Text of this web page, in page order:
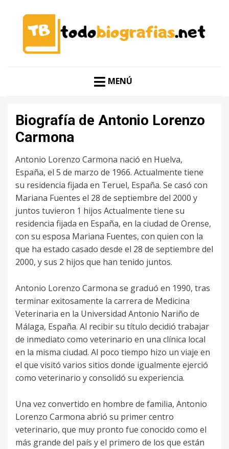
TODO BIOGRAFÍAS
MENÚ
Biografía de Antonio Lorenzo
Carmona
Antonio Lorenzo Carmona nació en Huelva,
España, el 5 de marzo de 1966. Actualmente tiene
su residencia fijada en Teruel, España. Se casó con
Mariana Fuentes el 28 de septiembre del 2000 y
juntos tuvieron 1 hijos Actualmente tiene su
residencia fijada en España, en la ciudad de Orense,
con su esposa Mariana Fuentes, con quien con la
que ha estado casado desde el 28 de septiembre del
2000, y sus 2 hijos que han tenido juntos.
Antonio Lorenzo Carmona se graduó en 1990, tras
terminar exitosamente la carrera de Medicina
Veterinaria en la Universidad Antonio Nariño de
Málaga, España. Al recibir su título decidió trabajar
de inmediato como veterinario en una clínica local
en la misma ciudad. Al poco tiempo hizo un viaje en
el que visitó varios sitios donde igualmente ejerció
como veterinario y consolidó su experiencia.
Una vez convertido en hombre de familia, Antonio
Lorenzo Carmona abrió su primer centro
veterinario, que muy pronto fue conocido como el
más grande del país y el primero de los que están